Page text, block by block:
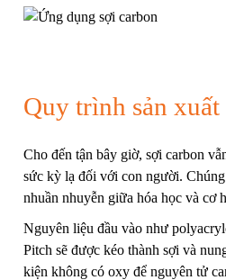
Quy trình sản xuất
Cho đến tận bây giờ, sợi carbon
sức kỳ lạ đối với con người.
nhuần nhuyễn giữa hóa học và cơ
Nguyên liệu đầu vào như
Pitch sẽ được kéo thành sợi và
kiện không có oxy để nguyên tử